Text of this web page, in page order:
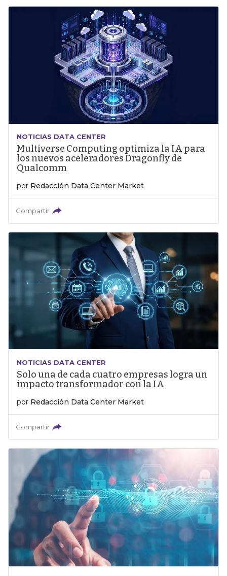
NOTICIAS DATA CENTER
Multiverse Computing optimiza la IA para
los nuevos aceleradores Dragonfly de
Qualcomm
por Redacción Data Center Market
Compartir
NOTICIAS DATA CENTER
Solo una de cada cuatro empresas logra un
impacto transformador con la IA
por Redacción Data Center Market
Compartir